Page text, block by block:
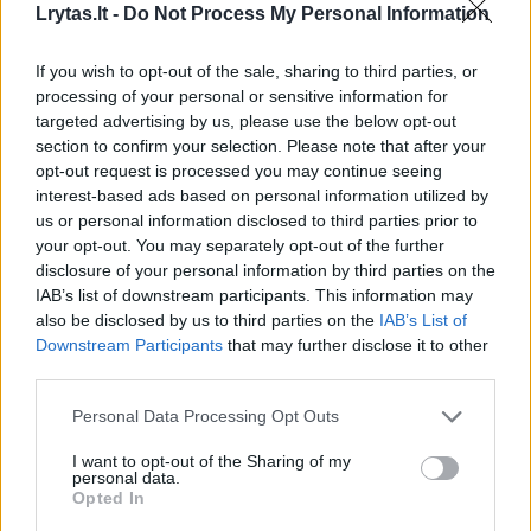
Lrytas.lt - Do Not Process My Personal Information
If you wish to opt-out of the sale, sharing to third parties, or
processing of your personal or sensitive information for
targeted advertising by us, please use the below opt-out
section to confirm your selection. Please note that after your
opt-out request is processed you may continue seeing
interest-based ads based on personal information utilized by
us or personal information disclosed to third parties prior to
your opt-out. You may separately opt-out of the further
disclosure of your personal information by third parties on the
IAB’s list of downstream participants. This information may
also be disclosed by us to third parties on the IAB’s List of
Downstream Participants that may further disclose it to other
Personal Data Processing Opt Outs
I want to opt-out of the Sharing of my
personal data.
Opted In
Žinios | Lietuvos diena
00:09:44
S. Čaplinskas: karas atveria galimybes plisti
užkrečiamoms ligoms, koronavirusas – ne išimtis
Žinios | Lietuvos diena
00:02:44
Savo augintinių per karantiną netekusi vietnamiečių
pora ėmėsi misijos: globoja apleistus gyvūnus
Žinios Augintinis
00:00:47
Aliaskoje – jubiliejinės šunų kinkinių lenktynės: renginį
pakoregavo koronavirusas
Žinios Sportas